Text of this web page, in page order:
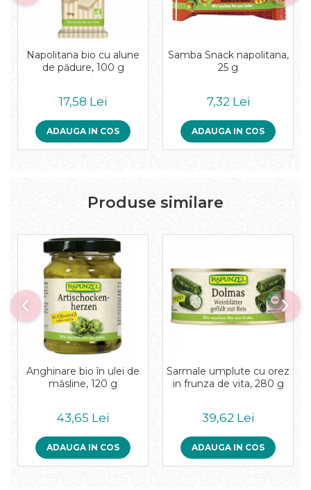
Produse din tomate
Ketchup bio
Sosuri bio din tomate
Lapte bio si bauturi vegetale
Sirop bio
Sucuri din fructe si legume bio
Superalimente
Uleiuri, grasimi si otet
Otet bio
Ulei de masline bio
Uleiuri esentiale alimentare bio
Uleiuri Oxyguard
Napolitana bio cu alune
de pădure, 100 g
17,58 Lei
ADAUGA IN COS
Samba Snack napolitana,
25 g
7,32 Lei
ADAUGA IN COS
Produse similare
Anghinare bio în ulei de
măsline, 120 g
43,65 Lei
ADAUGA IN COS
Sarmale umplute cu orez
in frunza de vita, 280 g
39,62 Lei
ADAUGA IN COS